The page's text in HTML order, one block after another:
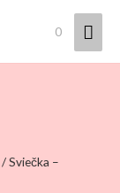
0
/ Sviečka –